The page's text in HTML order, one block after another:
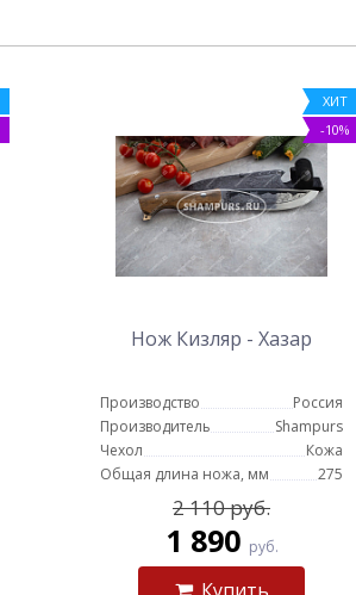
ХИТ
-10%
Нож Кизляр - Хазар
Производство
Россия
Производитель
Shampurs
Чехол
Кожа
Общая длина ножа, мм
275
2 110 руб.
1 890 руб.